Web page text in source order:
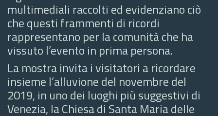
multimediali raccolti ed evidenziano ciò
che questi frammenti di ricordi
rappresentano per la comunità che ha
vissuto l’evento in prima persona.
La mostra invita i visitatori a ricordare
insieme l’alluvione del novembre del
2019, in uno dei luoghi più suggestivi di
Venezia, la Chiesa di Santa Maria delle